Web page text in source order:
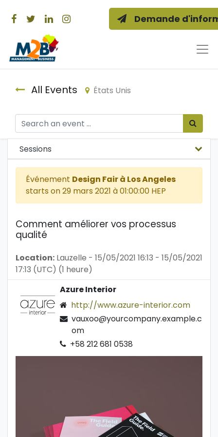
Demande
All Events États Unis
Sessions
Événement Design Fair à Los Angeles
starts on29 mars 2021 à 01:00:00 HEP
Comment améliorer vos processus
qualité
Location: Lauzelle - 15/05/2021 16:13 - 15/05/2021
17:13 (UTC) (1 heure)
Azure Interior
http://www.azure-interior.com
vauxoo@yourcompany.example.c
om
+58 212 681 0538